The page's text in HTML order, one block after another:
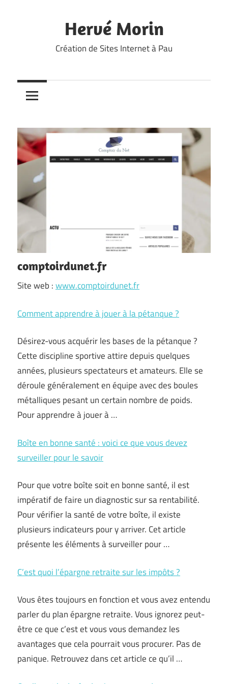
Hervé Morin
Création de Sites Internet à Pau
comptoirdunet.fr
Site web :www.comptoirdunet.fr
Comment apprendre à jouer à la pétanque ?
Désirez-vous acquérir les bases de la pétanque ?
Cette discipline sportive attire depuis quelques
années, plusieurs spectateurs et amateurs. Elle se
déroule généralement en équipe avec des boules
métalliques pesant un certain nombre de poids.
Pour apprendre à jouer à …
Boîte en bonne santé : voici ce que vous devez
surveiller pour le savoir
Pour que votre boîte soit en bonne santé, il est
impératif de faire un diagnostic sur sa rentabilité.
Pour vérifier la santé de votre boîte, il existe
plusieurs indicateurs pour y arriver. Cet article
présente les éléments à surveiller pour …
C’est quoi l’épargne retraite sur les impôts ?
Vous êtes toujours en fonction et vous avez entendu
parler du plan épargne retraite. Vous ignorez peut-
être ce que c’est et vous vous demandez les
avantages que cela pourrait vous procurer. Pas de
panique. Retrouvez dans cet article ce qu’il …